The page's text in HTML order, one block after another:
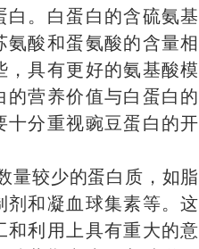
。白蛋白的含硫氨基
酸和蛋氨酸的含量相
，具有更好的氨基酸模
营养价值与白蛋白的
十分重视豌豆蛋白的开
量较少的蛋白质，如脂
剂和凝血球集素等。这
和利用上具有重大的意